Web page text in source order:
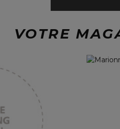
VOTRE